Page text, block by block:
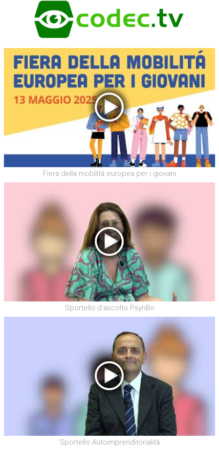
Fiera della mobilità europea per i giovani
Sportello d'ascolto PsynBo
Sportello Autoimprenditorialità